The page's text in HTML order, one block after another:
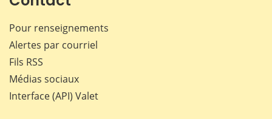
Pour renseignements
Alertes par courriel
Fils RSS
Médias sociaux
Interface (API) Valet